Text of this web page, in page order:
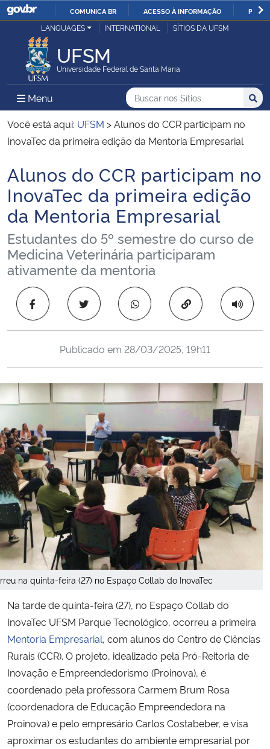
IR
COMUNICA BR ACESSO À INFORMAÇÃO
Ministério da Justiça e Segurança Pública
Ministério da Defesa
Ministério das Relações Exteriores
Ministério da Infraestrutura
Ministério da Agricultura, Pecuária e Abastecimento
Ministério da Educação
Ministério da Saúde
Ministério de Minas e Energia
Ministério do Meio Ambiente
Ministério do Turismo
Ministério do Desenvolvimento Regional
Controladoria-Geral da União
Ministério da Mulher, da Família e dos Direitos Humanos
Secretaria-Geral
Secretaria de Governo
Advocacia-Geral da União
Banco Central do Brasil
Planalto
LANGUAGES INTERNATIONAL SÍTIOS DA UFSM
UFSM
Universidade Federal de Santa Maria
Menu Menu Principal do Sítio
Busca
Buscar no nos Sítios
Busca:
Você está aqui: UFSM >Alunos do CCR participam no
InovaTec da primeira edição da Mentoria Empresarial
Início do conteúdo
Alunos do CCR participam no
InovaTec da primeira edição
da Mentoria Empresarial
Estudantes do 5º semestre do curso de
Medicina Veterinária participaram
ativamente da mentoria
Copiar para área
Publicado em 28/03/2025, 19h11
na quinta-feira (27) no Espaço Collab do InovaTec
Na tarde de quinta-feira (27), no Espaço Collab do
InovaTec UFSM Parque Tecnológico, ocorreu a primeira
Mentoria Empresarial, com alunos do Centro de Ciências
Rurais (CCR). O projeto, idealizado pela Pró-Reitoria de
Inovação e Empreendedorismo (Proinova), é
coordenado pela professora Carmem Brum Rosa
(coordenadora de Educação Empreendedora na
Proinova) e pelo empresário Carlos Costabeber, e visa
aproximar os estudantes do ambiente empresarial por